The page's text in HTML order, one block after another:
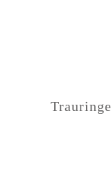
Trauringe